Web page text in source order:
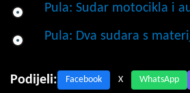
Pula: Sudar motocikla i
Pula: Dva sudara s
Podijeli: Facebook X WhatsApp